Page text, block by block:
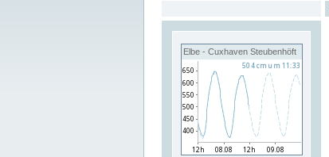
Elbe - Cuxhaven Steubenhöft